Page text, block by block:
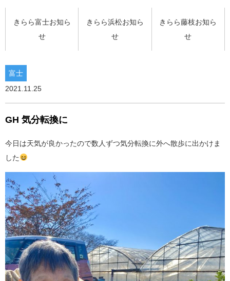
きらら富士お知ら
せ
きらら浜松お知ら
せ
きらら藤枝お知ら
せ
富士
2021.11.25
GH 気分転換に
今日は天気が良かったので数人ずつ気分転換に外へ散歩に出かけま
した